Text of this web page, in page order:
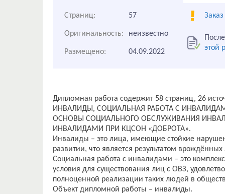
Страниц: 57
Оригинальность: неизвестно
этой
Размещено: 04.09.2022
Дипломная работа содержит 58 страниц, 26
ИНВАЛИДЫ, СОЦИАЛЬНАЯ РАБОТА С
ОСНОВЫ СОЦИАЛЬНОГО ОБСЛУЖИВАНИЯ
ИНВАЛИДАМИ ПРИ КЦСОН «ДОБРОТА».
Инвалиды – это лица, имеющие стойкие
развитии, что является результатом
Социальная работа с инвалидами – это
условия для существования лиц с ОВЗ,
полноценной реализации таких людей в
Объект дипломной работы – инвалиды.